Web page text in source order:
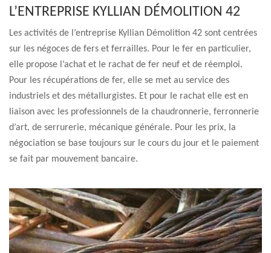
L’ENTREPRISE KYLLIAN DÉMOLITION 42
Les activités de l’entreprise Kyllian Démolition 42 sont centrées
sur les négoces de fers et ferrailles. Pour le fer en particulier,
elle propose l’achat et le rachat de fer neuf et de réemploi.
Pour les récupérations de fer, elle se met au service des
industriels et des métallurgistes. Et pour le rachat elle est en
liaison avec les professionnels de la chaudronnerie, ferronnerie
d’art, de serrurerie, mécanique générale. Pour les prix, la
négociation se base toujours sur le cours du jour et le paiement
se fait par mouvement bancaire.